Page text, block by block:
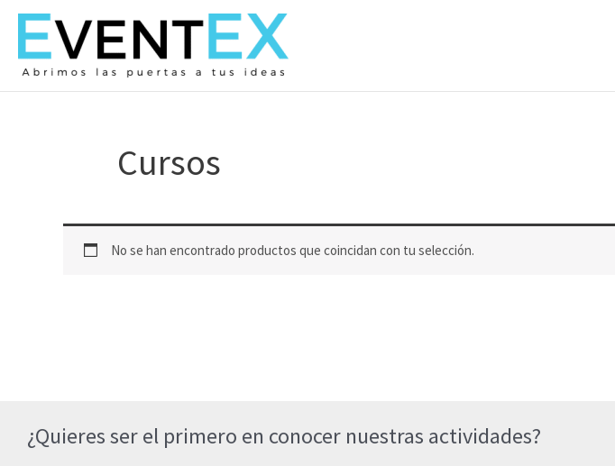
contenido
Cursos
No se han encontrado productos que coincidan con tu selección.
¿Quieres ser el primero en conocer nuestras actividades?